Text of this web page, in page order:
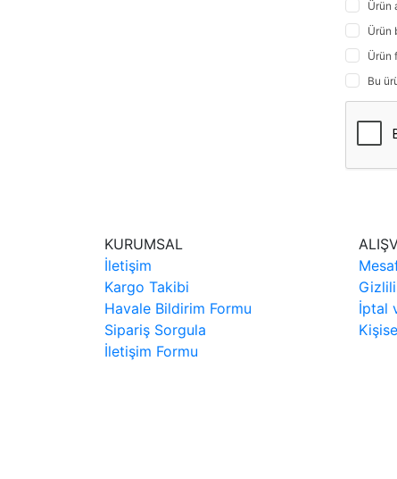
Ürün
Ürün
Ürün
Bu
KURUMSAL
İletişim
Kargo Takibi
Havale Bildirim Formu
Sipariş Sorgula
İletişim Formu
İptal